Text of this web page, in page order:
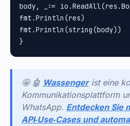
body, _:=
fmt.Println(res)
fmt.Println(string(body))
🤩 🤖 Wassenger ist eine
Kommunikationsplattform
WhatsApp. Entdecken Sie
API‑Use‑Cases und